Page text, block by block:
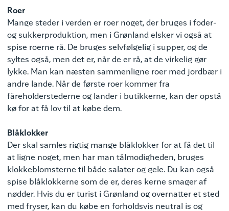
Roer
Mange steder i verden er roer noget, der bruges i foder-
og sukkerproduktion, men i Grønland elsker vi også at
spise roerne rå. De bruges selvfølgelig i supper, og de
syltes også, men det er, når de er rå, at de virkelig gør
lykke. Man kan næsten sammenligne roer med jordbær i
andre lande. Når de første roer kommer fra
fåreholderstederne og lander i butikkerne, kan der opstå
kø for at få lov til at købe dem.
Blåklokker
Der skal samles rigtig mange blåklokker for at få det til
at ligne noget, men har man tålmodigheden, bruges
klokkeblomsterne til både salater og gele. Du kan også
spise blåklokkerne som de er, deres kerne smager af
nødder. Hvis du er turist i Grønland og overnatter et sted
med fryser, kan du købe en forholdsvis neutral is og